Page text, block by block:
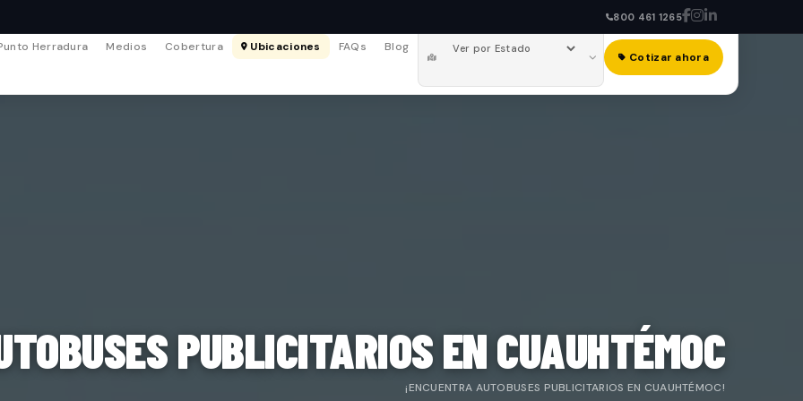
800 461 1265
Herradura Medios Cobertura Ubicaciones FAQs Blog
Cotizar ahora
PUBLICITARIOS EN CUAUHTÉMOC
¡ENCUENTRA AUTOBUSES PUBLICITARIOS EN CUAUHTÉMOC!